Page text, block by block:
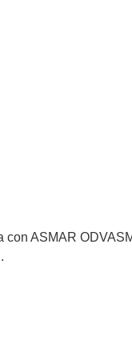
con ASMAR